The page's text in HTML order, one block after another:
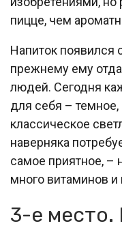
пицце, чем
Напиток появился
прежнему ему
людей. Сегодня
для себя –
классическое
наверняка
самое приятное, –
много витаминов
3-е место.